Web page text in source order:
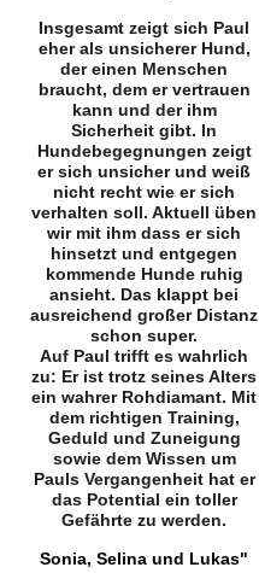
Insgesamt zeigt sich Paul
eher als unsicherer Hund,
der einen Menschen
braucht, dem er vertrauen
kann und der ihm
Sicherheit gibt. In
Hundebegegnungen zeigt
er sich unsicher und weiß
nicht recht wie er sich
verhalten soll. Aktuell üben
wir mit ihm dass er sich
hinsetzt und entgegen
kommende Hunde ruhig
ansieht. Das klappt bei
ausreichend großer Distanz
schon super.
Auf Paul trifft es wahrlich
zu: Er ist trotz seines Alters
ein wahrer Rohdiamant. Mit
dem richtigen Training,
Geduld und Zuneigung
sowie dem Wissen um
Pauls Vergangenheit hat er
das Potential ein toller
Gefährte zu werden.
Sonia, Selina und Lukas"